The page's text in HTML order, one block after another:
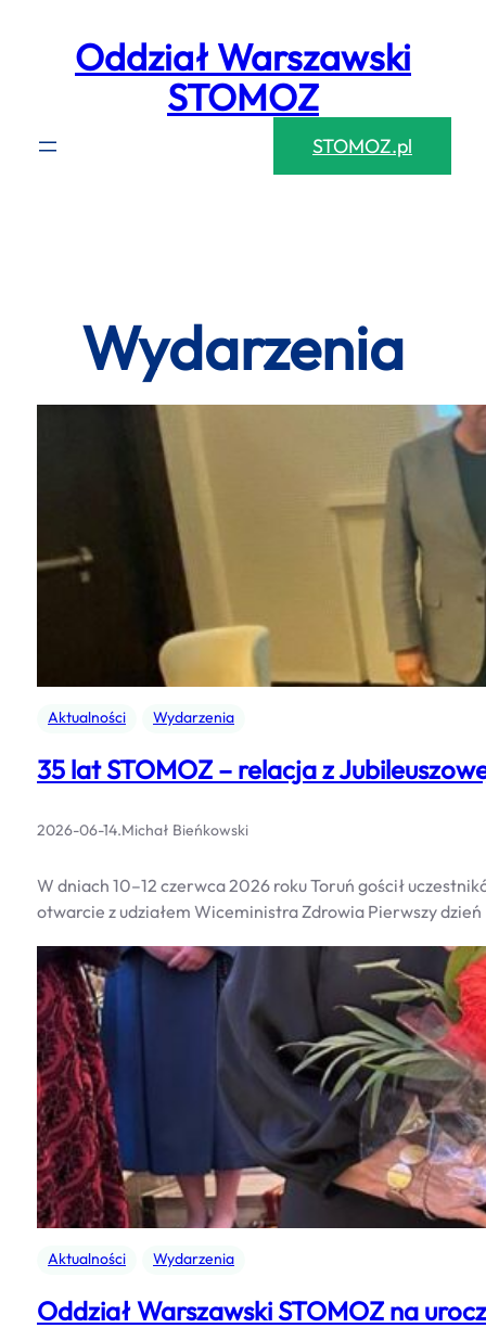
Oddział Warszawski
STOMOZ
STOMOZ.pl
Wydarzenia
Aktualności Wydarzenia
35 lat STOMOZ – relacja z
2026-06-14.Michał Bieńkowski
W dniach 10–12 czerwca 2026 roku Toruń gościł
otwarcie z udziałem Wiceministra Zdrowia Pierwszy
Aktualności Wydarzenia
Oddział Warszawski STOMOZ na